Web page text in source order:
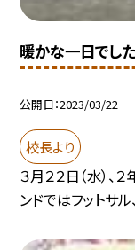
暖かな一日でし
公開日 2023/03/22
校長より
３月２２日（水）
ンドではフットサル